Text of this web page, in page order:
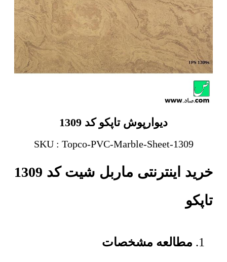
دیوارپوش تاپکو کد 1309
SKU : Topco-PVC-Marble-Sheet-1309
خرید اینترنتی ماربل شیت کد 1309
تاپکو
مطالعه مشخصات